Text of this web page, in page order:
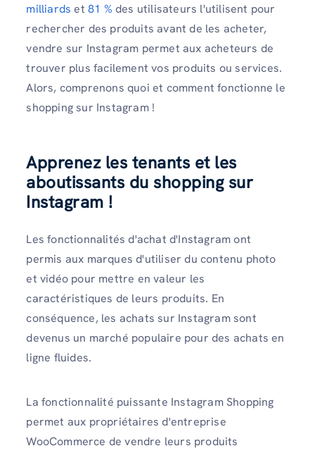
milliards et81 % des utilisateurs l'utilisent pour
rechercher des produits avant de les acheter,
vendre sur Instagram permet aux acheteurs de
trouver plus facilement vos produits ou services.
Alors, comprenons quoi et comment fonctionne le
shopping sur Instagram !
Apprenez les tenants et les
aboutissants du shopping sur
Instagram !
Les fonctionnalités d'achat d'Instagram ont
permis aux marques d'utiliser du contenu photo
et vidéo pour mettre en valeur les
caractéristiques de leurs produits. En
conséquence, les achats sur Instagram sont
devenus un marché populaire pour des achats en
ligne fluides.
La fonctionnalité puissante Instagram Shopping
permet aux propriétaires d'entreprise
WooCommerce de vendre leurs produits